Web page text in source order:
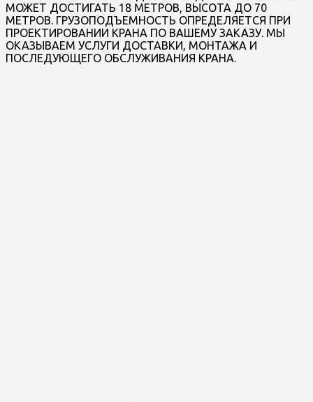
МОЖЕТ ДОСТИГАТЬ 18 МЕТРОВ, ВЫСОТА ДО 70
МЕТРОВ. ГРУЗОПОДЪЕМНОСТЬ ОПРЕДЕЛЯЕТСЯ ПРИ
ПРОЕКТИРОВАНИИ КРАНА ПО ВАШЕМУ ЗАКАЗУ. МЫ
ОКАЗЫВАЕМ УСЛУГИ ДОСТАВКИ, МОНТАЖА И
ПОСЛЕДУЮЩЕГО ОБСЛУЖИВАНИЯ КРАНА.